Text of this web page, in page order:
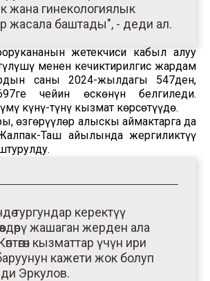
жана гинекологиялык
жасала баштады", - деди ал.
жетекчиси кабыл алуу
менен кечиктирилгис жардам
саны 2024-жылдагы 547ден,
чейин өскөнүн белгиледи.
күнү-түнү кызмат көрсөтүүдө.
өзгөрүүлөр алыскы аймактарга да
Таш айылында жергиликтүү
тургундар керектүү
жашаган жерден ала
кызматтар үчүн ири
кажети жок болуп
Эркулов.